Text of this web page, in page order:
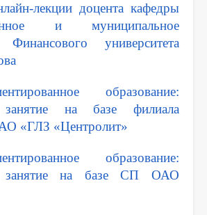
лекции доцента кафедры
и муниципальное
Финансового университета
образование:
занятие на базе филиала
«ГЛЗ «Центролит»
образование:
занятие на базе СП ОАО